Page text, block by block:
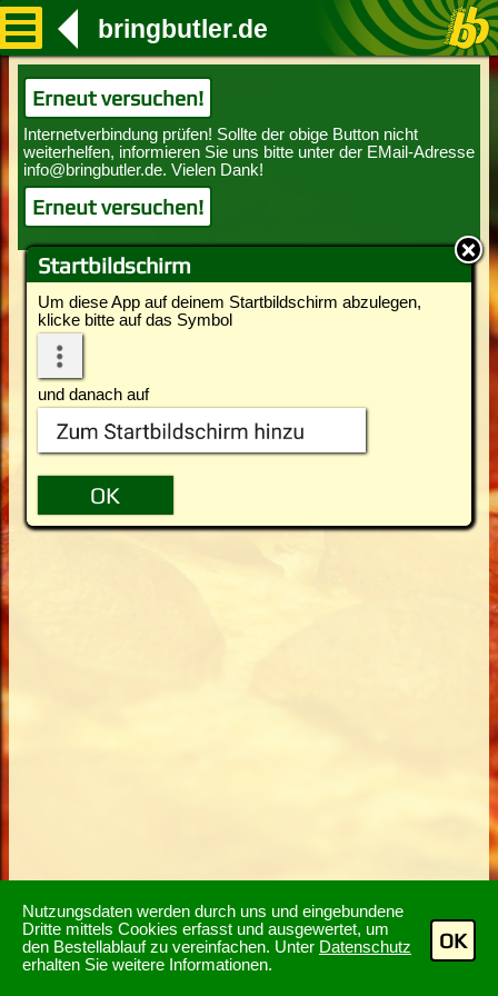
Nutzungsdaten werden durch uns und eingebundene
Dritte mittels Cookies erfasst und ausgewertet, um
den Bestellablauf zu vereinfachen. Unter Datenschutz
erhalten Sie weitere Informationen.
OK
Startbildschirm
Um diese App auf deinem Startbildschirm abzulegen,
klicke bitte auf das Symbol
und danach auf
bringbutler.de
Erneut versuchen!
Erneut versuchen!